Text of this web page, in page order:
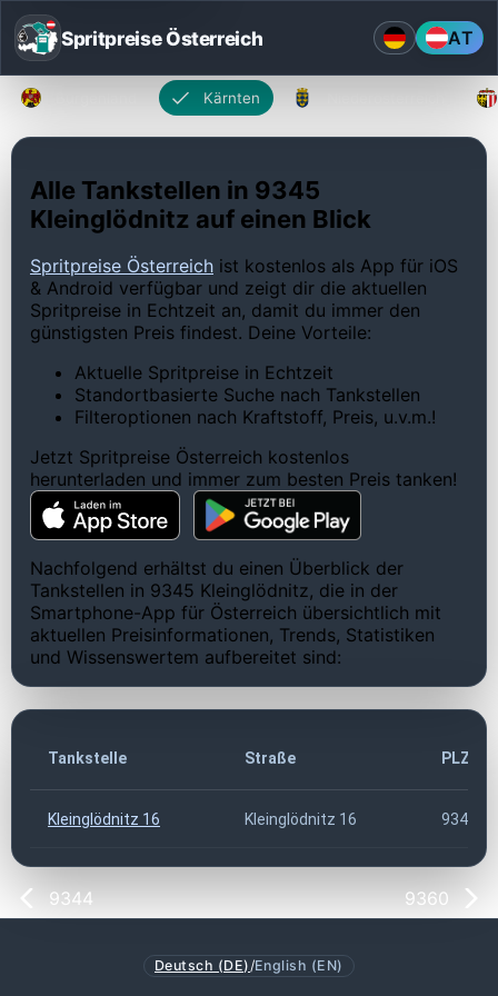
Spritpreise Österreich AT
Kärnten
Alle Tankstellen in 9345
Kleinglödnitz auf einen Blick
Spritpreise Österreich ist kostenlos als App für iOS
& Android verfügbar und zeigt dir die aktuellen
Spritpreise in Echtzeit an, damit du immer den
günstigsten Preis findest. Deine Vorteile:
Aktuelle Spritpreise in Echtzeit
Standortbasierte Suche nach Tankstellen
Filteroptionen nach Kraftstoff, Preis, u.v.m.!
Jetzt Spritpreise Österreich kostenlos
herunterladen und immer zum besten Preis tanken!
Nachfolgend erhältst du einen Überblick der
Tankstellen in 9345 Kleinglödnitz, die in der
Smartphone-App für Österreich übersichtlich mit
aktuellen Preisinformationen, Trends, Statistiken
und Wissenswertem aufbereitet sind:
Tankstelle Straße PLZ
Kleinglödnitz 16 Kleinglödnitz 16 9345
9344 9360
Deutsch (DE) /English (EN)